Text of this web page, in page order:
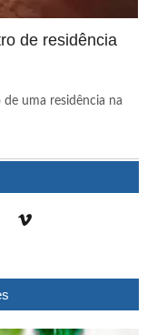
de residência
uma residência na